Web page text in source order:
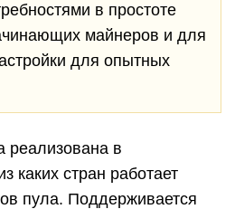
в простоте
майнеров и для
для опытных
реализована в
каких стран работает
пула. Поддерживается